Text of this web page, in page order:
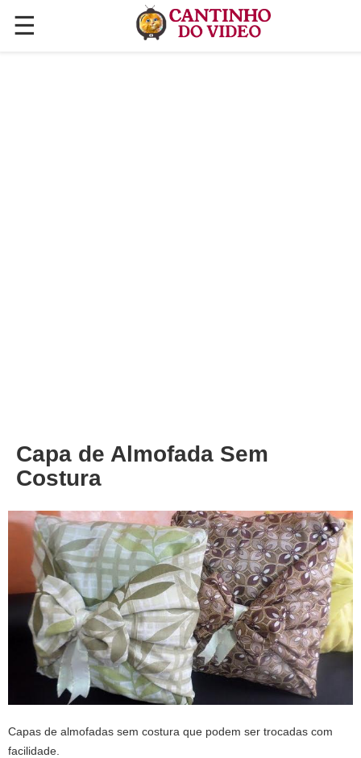
☰
✕
Capa de Almofada Sem
Costura
Capas de almofadas sem costura que podem ser trocadas com
facilidade.